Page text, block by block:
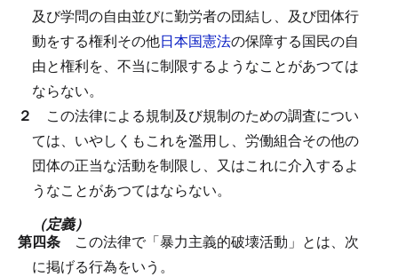
及び学問の自由並びに勤労者の団結し、及び団体行
動をする権利その他日本国憲法の保障する国民の自
由と権利を、不当に制限するようなことがあつては
ならない。
２ この法律による規制及び規制のための調査につい
ては、いやしくもこれを濫用し、労働組合その他の
団体の正当な活動を制限し、又はこれに介入するよ
うなことがあつてはならない。
（定義）
第四条 この法律で「暴力主義的破壊活動」とは、次
に掲げる行為をいう。